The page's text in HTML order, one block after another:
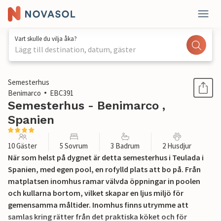
Vart skulle du vilja åka?
Lägg till destination, datum, gäster
1 / 26
Semesterhus
Benimarco
EBC391
Semesterhus - Benimarco ,
Spanien
10 Gäster 5 Sovrum 3 Badrum 2 Husdjur
När som helst på dygnet är detta semesterhus i Teulada i
Spanien, med egen pool, en rofylld plats att bo på. Från
matplatsen inomhus ramar välvda öppningar in poolen
och kullarna bortom, vilket skapar en ljus miljö för
gemensamma måltider. Inomhus finns utrymme att
samlas kring rätter från det praktiska köket och för